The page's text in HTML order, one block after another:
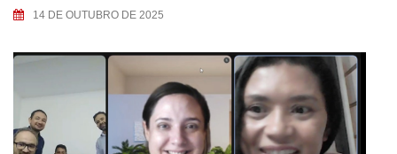
14 DE OUTUBRO DE 2025